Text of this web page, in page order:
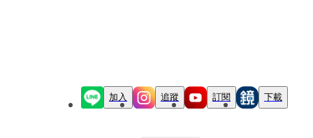
加入 追蹤 訂閱 下載